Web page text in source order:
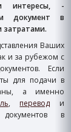
интересы, -
документ в
затратами.
Ваших
и за рубежом с
Если
для подачи в
а именно
, перевод и
в